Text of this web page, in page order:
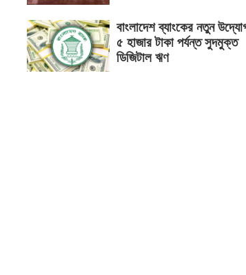
বাংলাদেশ ব্যাংকের নতুন
৫ হাজার টাকা পর্যন্ত সুদমুক্ত
ডিজিটাল ঋণ